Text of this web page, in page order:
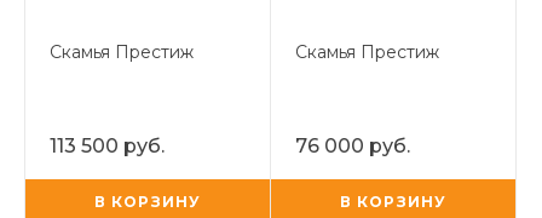
Скамья Престиж
113 500 руб.
В КОРЗИНУ
Скамья Престиж
76 000 руб.
В КОРЗИНУ